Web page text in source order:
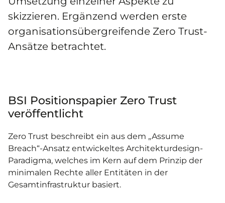
skizzieren. Ergänzend werden erste
organisationsübergreifende Zero Trust-
Ansätze betrachtet.
BSI Positionspapier Zero Trust
veröffentlicht
Zero Trust beschreibt ein aus dem „Assume
Breach“-Ansatz entwickeltes Architekturdesign-
Paradigma, welches im Kern auf dem Prinzip der
minimalen Rechte aller Entitäten in der
Gesamtinfrastruktur basiert.